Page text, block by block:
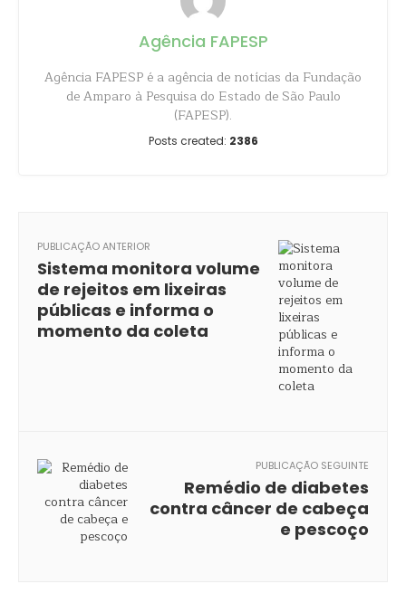
Agência FAPESP
Agência FAPESP é a agência de notícias da Fundação
de Amparo à Pesquisa do Estado de São Paulo
(FAPESP).
Posts created: 2386
PUBLICAÇÃO ANTERIOR
Sistema monitora volume
de rejeitos em lixeiras
públicas e informa o
momento da coleta
PUBLICAÇÃO SEGUINTE
Remédio de diabetes
contra câncer de cabeça
e pescoço